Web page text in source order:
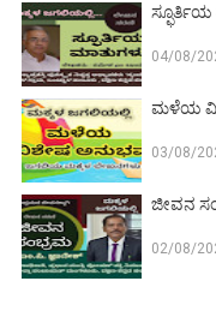
ಸ್ಫೂರ್ತಿಯ
04/08/
ಮಳೆಯ
03/08/
ಜೀವನ
02/08/